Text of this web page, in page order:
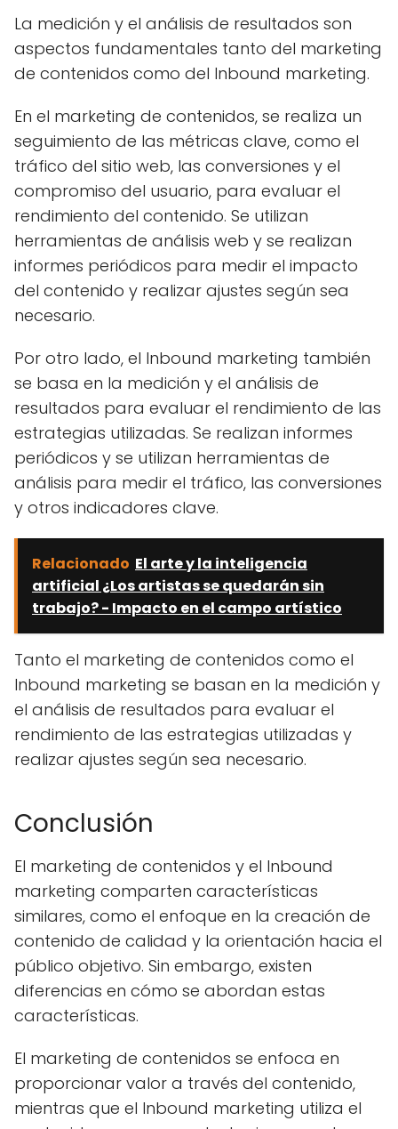
La medición y el análisis de resultados son
aspectos fundamentales tanto del marketing
de contenidos como del Inbound marketing.
En el marketing de contenidos, se realiza un
seguimiento de las métricas clave, como el
tráfico del sitio web, las conversiones y el
compromiso del usuario, para evaluar el
rendimiento del contenido. Se utilizan
herramientas de análisis web y se realizan
informes periódicos para medir el impacto
del contenido y realizar ajustes según sea
necesario.
Por otro lado, el Inbound marketing también
se basa en la medición y el análisis de
resultados para evaluar el rendimiento de las
estrategias utilizadas. Se realizan informes
periódicos y se utilizan herramientas de
análisis para medir el tráfico, las conversiones
y otros indicadores clave.
Relacionado El arte y la inteligencia
artificial ¿Los artistas se quedarán sin
trabajo? - Impacto en el campo artístico
Tanto el marketing de contenidos como el
Inbound marketing se basan en la medición y
el análisis de resultados para evaluar el
rendimiento de las estrategias utilizadas y
realizar ajustes según sea necesario.
Conclusión
El marketing de contenidos y el Inbound
marketing comparten características
similares, como el enfoque en la creación de
contenido de calidad y la orientación hacia el
público objetivo. Sin embargo, existen
diferencias en cómo se abordan estas
características.
El marketing de contenidos se enfoca en
proporcionar valor a través del contenido,
mientras que el Inbound marketing utiliza el